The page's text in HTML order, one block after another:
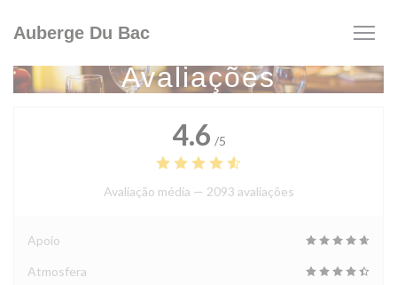
Auberge Du Bac
Avaliações
4.6 /5
Avaliação média — 2093 avaliações
Apoio
Atmosfera